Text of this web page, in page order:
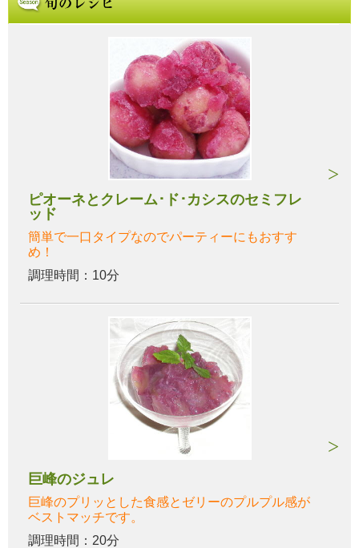
ピオーネとクレーム･ド･カシスのセミフレ
ッド
簡単で一口タイプなのでパーティーにもおすす
め！
調理時間：10分
巨峰のジュレ
巨峰のプリッとした食感とゼリーのプルプル感が
ベストマッチです。
調理時間：20分